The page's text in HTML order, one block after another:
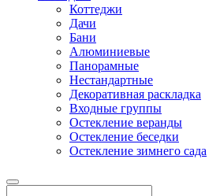
Коттеджи
Дачи
Бани
Алюминиевые
Панорамные
Нестандартные
Декоративная раскладка
Входные группы
Остекление веранды
Остекление беседки
Остекление зимнего сада